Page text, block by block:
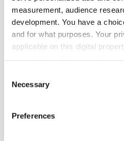
measurement, audience
development. You have a
and for what purposes. Your
applicable on this digital
the Privacy trigger icon.
Find out more about how your
and set your preferences in the
Selection
Necessary
Preferences
ägarna
Den Malmöbaserade
lönsamheten under 2025
ägarna.
Affärer